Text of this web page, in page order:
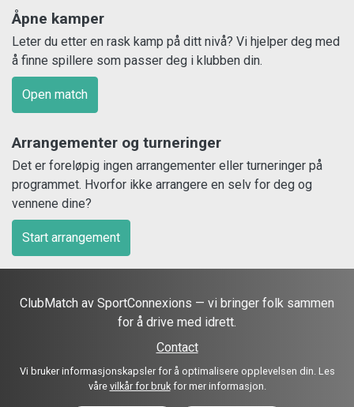
Åpne kamper
Leter du etter en rask kamp på ditt nivå? Vi hjelper deg med
å finne spillere som passer deg i klubben din.
Open match
Arrangementer og turneringer
Det er foreløpig ingen arrangementer eller turneringer på
programmet. Hvorfor ikke arrangere en selv for deg og
vennene dine?
Start arrangement
ClubMatch av SportConnexions — vi bringer folk sammen
for å drive med idrett.
Contact
Vi bruker informasjonskapsler for å optimalisere opplevelsen din. Les
våre vilkår for brukfor mer informasjon.